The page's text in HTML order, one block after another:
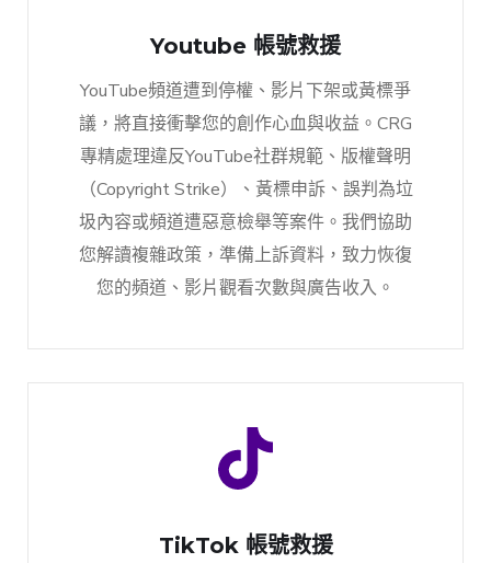
Youtube 帳號救援
YouTube頻道遭到停權、影片下架或黃標爭
議，將直接衝擊您的創作心血與收益。CRG
專精處理違反YouTube社群規範、版權聲明
（Copyright Strike）、黃標申訴、誤判為垃
圾內容或頻道遭惡意檢舉等案件。我們協助
您解讀複雜政策，準備上訴資料，致力恢復
您的頻道、影片觀看次數與廣告收入。
TikTok 帳號救援